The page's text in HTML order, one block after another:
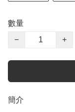
數量
−
+
簡介